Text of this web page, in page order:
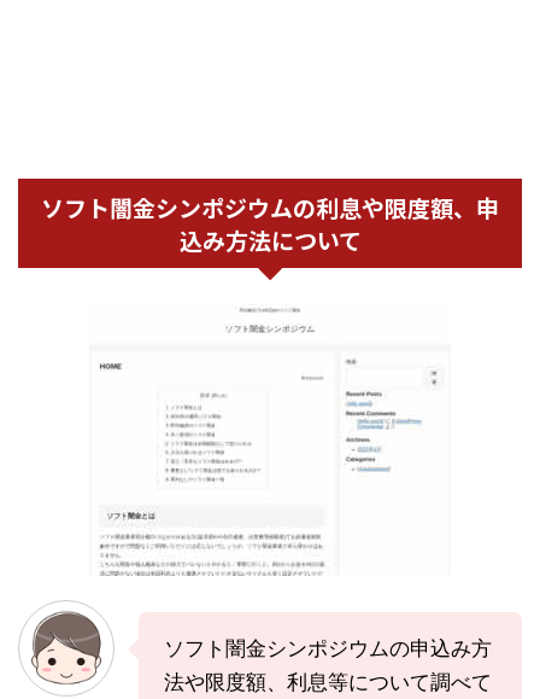
ソフト闇金シンポジウムの利息や限度額、申
込み方法について
ソフト闇金シンポジウムの申込み方
法や限度額、利息等について調べて